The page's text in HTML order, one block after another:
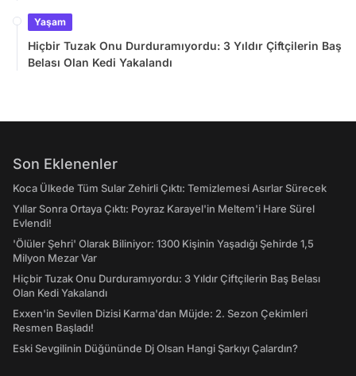
Yaşam
Hiçbir Tuzak Onu Durduramıyordu: 3 Yıldır Çiftçilerin Baş
Belası Olan Kedi Yakalandı
Son Eklenenler
Koca Ülkede Tüm Sular Zehirli Çıktı: Temizlemesi Asırlar Sürecek
Yıllar Sonra Ortaya Çıktı: Poyraz Karayel'in Meltem'i Hare Sürel
Evlendi!
'Ölüler Şehri' Olarak Biliniyor: 1300 Kişinin Yaşadığı Şehirde 1,5
Milyon Mezar Var
Hiçbir Tuzak Onu Durduramıyordu: 3 Yıldır Çiftçilerin Baş Belası
Olan Kedi Yakalandı
Exxen'in Sevilen Dizisi Karma'dan Müjde: 2. Sezon Çekimleri
Resmen Başladı!
Eski Sevgilinin Düğününde Dj Olsan Hangi Şarkıyı Çalardın?